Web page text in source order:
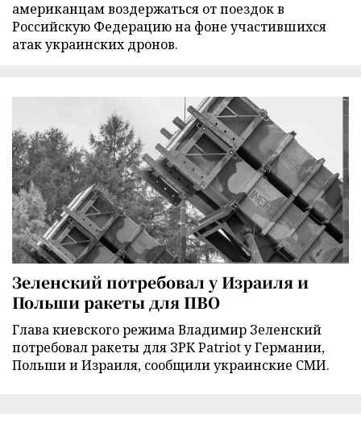
американцам воздержаться от поездок в
Российскую Федерацию на фоне участившихся
атак украинских дронов.
Зеленский потребовал у Израиля и
Польши ракеты для ПВО
Глава киевского режима Владимир Зеленский
потребовал ракеты для ЗРК Patriot у Германии,
Польши и Израиля, сообщили украинские СМИ.